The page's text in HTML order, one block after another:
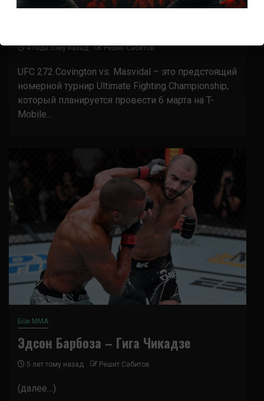
Турниры UFC
4 года тому назад Решит Сабитов
UFC 272 Covington vs. Masvidal – это предстоящий
номерной турнир Ultimate Fighting Championship,
который планируется провести 6 марта на T-
Mobile...
Бои ММА
Эдсон Барбоза – Гига Чикадзе
5 лет тому назад Решит Сабитов
(далее…)